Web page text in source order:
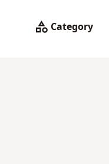
Category